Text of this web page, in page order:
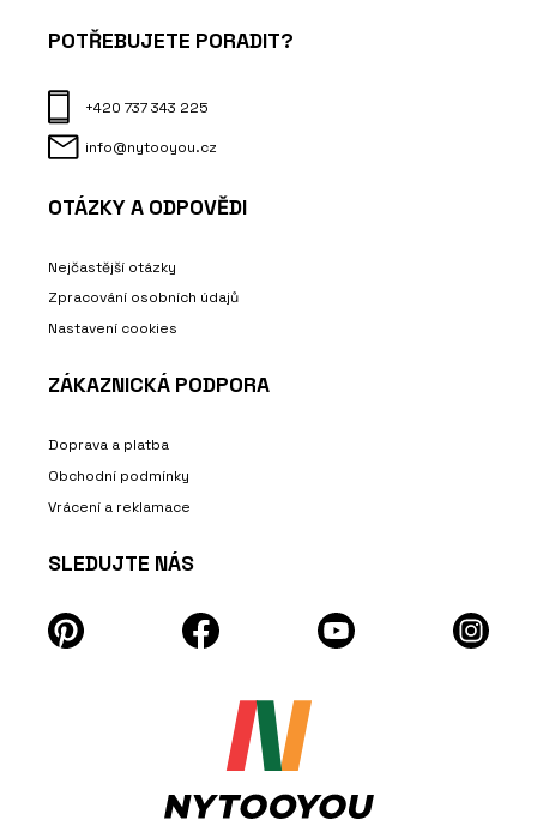
POTŘEBUJETE PORADIT?
+420 737 343 225
info@nytooyou.cz
OTÁZKY A ODPOVĚDI
Nejčastější otázky
Zpracování osobních údajů
Nastavení cookies
ZÁKAZNICKÁ PODPORA
Doprava a platba
Obchodní podmínky
Vrácení a reklamace
SLEDUJTE NÁS